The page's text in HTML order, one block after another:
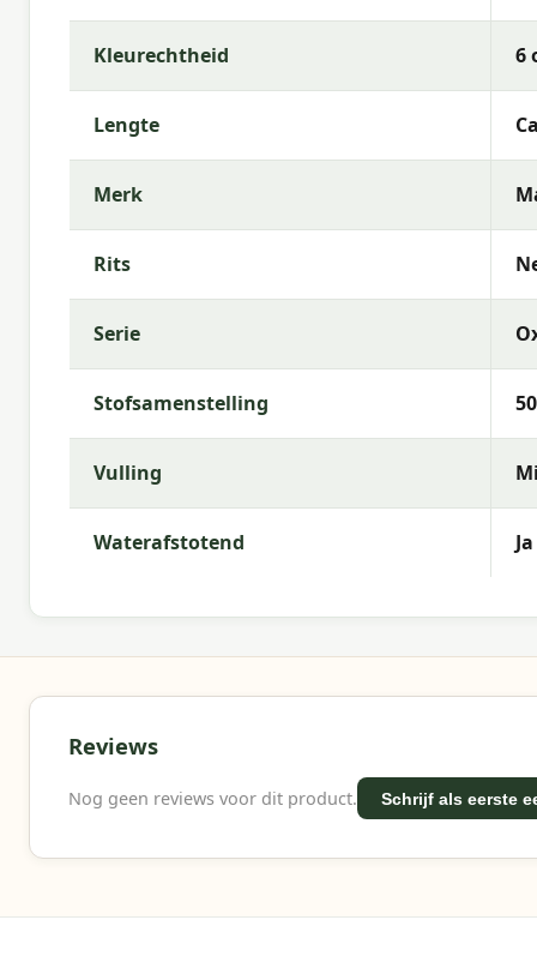
kenmerkt zich door trendy dessins, duurzame
Kleurechtheid 6
Lengte
Merk
Rits
Serie
Stofsamenstelling
Vulling
Waterafstotend Ja
Reviews
Nog geen reviews voor dit product. Schrijf als eerste